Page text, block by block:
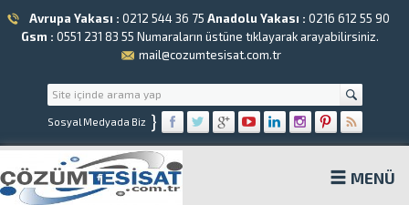
Avrupa Yakası : 0212 544 36 75 Anadolu Yakası : 0216 612 55 90
Gsm : 0551 231 83 55 Numaraların üstüne tıklayarak arayabilirsiniz.
mail@cozumtesisat.com.tr
Sosyal Medyada Biz }
MENÜ